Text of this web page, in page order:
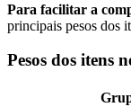
Para facilitar a
principais pesos dos
Pesos dos itens